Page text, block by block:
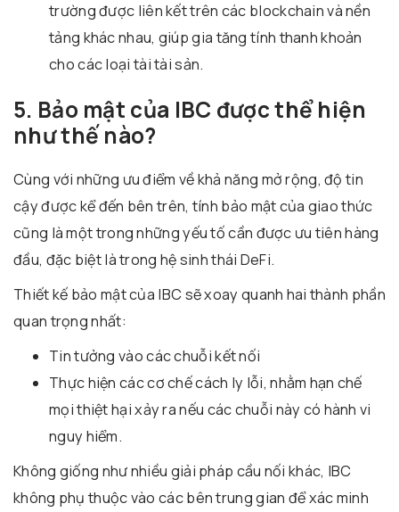
trường được liên kết trên các blockchain và nền
tảng khác nhau, giúp gia tăng tính thanh khoản
cho các loại tài tài sản.
5. Bảo mật của IBC được thể hiện
như thế nào?
Cùng với những ưu điểm về khả năng mở rộng, độ tin
cậy được kể đến bên trên, tính bảo mật của giao thức
cũng là một trong những yếu tố cần được ưu tiên hàng
đầu, đặc biệt là trong hệ sinh thái DeFi.
Thiết kế bảo mật của IBC sẽ xoay quanh hai thành phần
quan trọng nhất:
Tin tưởng vào các chuỗi kết nối
Thực hiện các cơ chế cách ly lỗi, nhằm hạn chế
mọi thiệt hại xảy ra nếu các chuỗi này có hành vi
nguy hiểm.
Không giống như nhiều giải pháp cầu nối khác, IBC
không phụ thuộc vào các bên trung gian để xác minh